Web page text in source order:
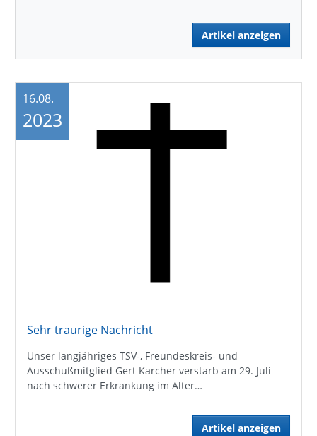
Artikel anzeigen
Sehr traurige Nachricht
Unser langjähriges TSV-, Freundeskreis- und
Ausschußmitglied Gert Karcher verstarb am 29. Juli
nach schwerer Erkrankung im Alter…
Artikel anzeigen
16.08.
2023